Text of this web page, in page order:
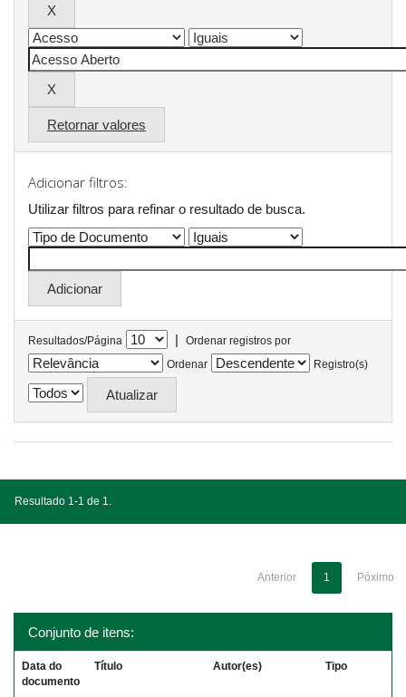
Retornar valores
Adicionar filtros:
Utilizar filtros para refinar o resultado de busca.
Resultados/Página |
Ordenar registros por
Ordenar
Registro(s)
Resultado 1-1 de 1.
Anterior 1 Póximo
Conjunto de itens:
Data do
documento
Título Autor(es) Tipo